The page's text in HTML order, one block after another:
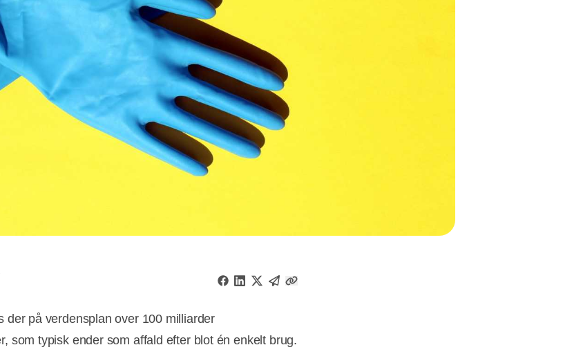
der på verdensplan over 100 milliarder
som typisk ender som affald efter blot én enkelt brug.